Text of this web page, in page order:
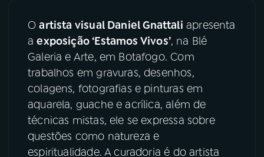
06VIDEOCASTS
07ÚLTIMAS
08 PRÊMIO RÁDIO MEC
Oartista visual Daniel Gnattali apresenta
aexposição ‘Estamos Vivos’, na Blé
Galeria e Arte, em Botafogo. Com
trabalhos em gravuras, desenhos,
colagens, fotografias e pinturas em
aquarela, guache e acrílica, além de
técnicas mistas, ele se expressa sobre
questões como natureza e
espiritualidade. A curadoria é do artista